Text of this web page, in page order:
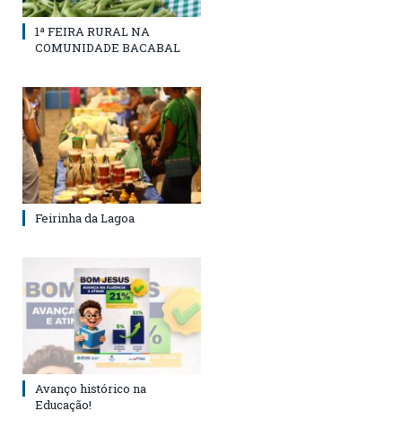
1ª FEIRA RURAL NA
COMUNIDADE BACABAL
Feirinha da Lagoa
Avanço histórico na
Educação!